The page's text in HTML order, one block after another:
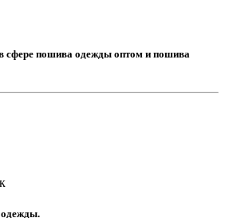
сфере пошива одежды оптом и пошива